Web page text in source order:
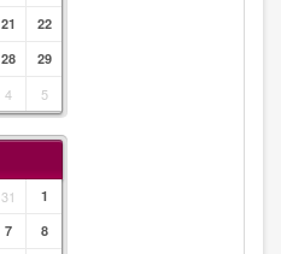
21
22
28
29
4 5
31
1
7
8